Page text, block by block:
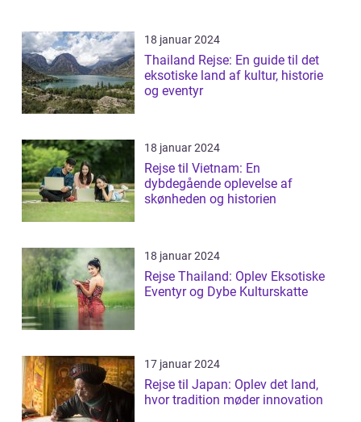
18 januar 2024
Thailand Rejse: En guide til det
eksotiske land af kultur, historie
og eventyr
18 januar 2024
Rejse til Vietnam: En
dybdegående oplevelse af
skønheden og historien
18 januar 2024
Rejse Thailand: Oplev Eksotiske
Eventyr og Dybe Kulturskatte
17 januar 2024
Rejse til Japan: Oplev det land,
hvor tradition møder innovation